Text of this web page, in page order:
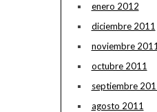
enero 2012
diciembre 2011
noviembre 2011
octubre 2011
septiembre
agosto 2011